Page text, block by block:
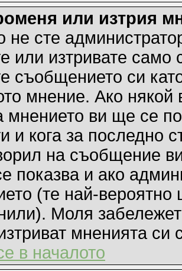
или изтрия
не сте
или изтривате
съобщението си
мнение. Ако
мнението ви ще се
и кога за последно
на съобщение
показва и ако
(те най-
Моля
мненията си
в началото